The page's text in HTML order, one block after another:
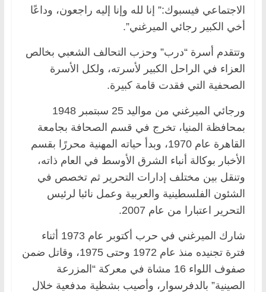
الاجتماعي فيسبوك:” إنا لله وإنا إليه راجعون، وداعًا
أخي الكبير رجائي الميرغني”.
وتتقدم أسرة “درب” وحزب التحالف الشعبي بخالص
العزاء في الراحل الكبير لأسرته، ولكل الأسرة
الصحفية التي فقدت قامة كبيرة.
ورجائي الميرغني من مواليد 25 سبتمبر 1948
بمحافظة المنيا، تخرج في قسم الصحافة بجامعة
القاهرة عام 1970، وبدأ حياته المهنية محررًا بقسم
الأخبار بوكالة أنباء الشرق الأوسط في العام ذاته،
وتنقل بين مختلف إدارات التحرير ثم تخصص في
الشئون الفلسطينية والعربية وعمل نائبا لرئيس
التحرير اعتبارا من عام 2007.
شارك الميرغني في حرب أكتوبر عام 1973 أثناء
فترة تجنيده منذ عام 1972 وحتى 1975، وقاتل ضمن
صفوف اللواء 16 مشاة في معركة “المزرعة
الصينية” بالدفرسوار، وأصيب بشظية مدفعية خلال